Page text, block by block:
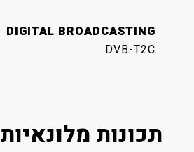
DIGITAL BROADCASTING
DVB-T2C
תכונות מלונאיות